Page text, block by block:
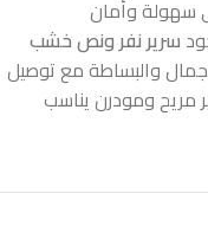
سهولة وأمان
سرير نفر ونص خشب
والبساطة مع توصيل
مريح ومودرن يناسب